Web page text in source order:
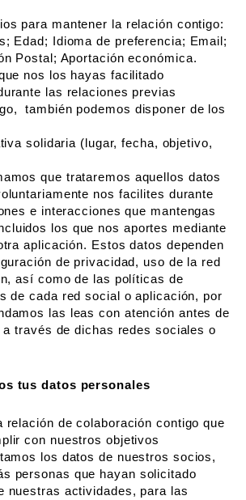
para mantener la relación contigo:
Edad; Idioma de preferencia; Email;
Postal; Aportación económica.
nos los hayas facilitado
las relaciones previas
también podemos disponer de los
solidaria (lugar, fecha, objetivo,
que trataremos aquellos datos
nos facilites durante
e interacciones que mantengas
los que nos aportes mediante
aplicación. Estos datos dependen
de privacidad, uso de la red
así como de las políticas de
de cada red social o aplicación, por
las leas con atención antes de
través de dichas redes sociales o
tus datos personales
relación de colaboración contigo que
con nuestros objetivos
los datos de nuestros socios,
personas que hayan solicitado
nuestras actividades, para las